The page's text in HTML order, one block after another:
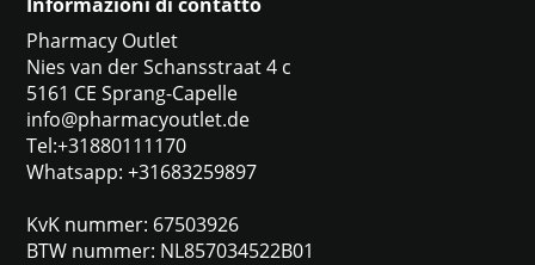
Pharmacy Outlet
Nies van der Schansstraat 4 c
5161 CE Sprang-Capelle
info@pharmacyoutlet.de
Tel:+31880111170
Whatsapp: +31683259897
KvK nummer: 67503926
BTW nummer: NL857034522B01